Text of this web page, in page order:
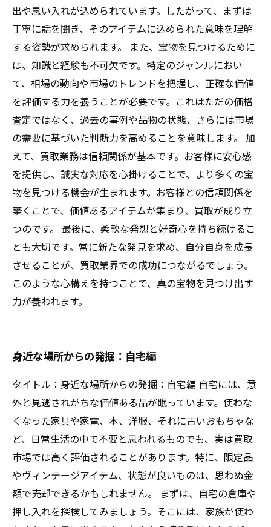
出や思い入れが込められています。したがって、まずは
丁寧に話を聞き、そのアイテムに込められた意味を理解
する姿勢が求められます。 また、宝物を見つけるために
は、知識と経験も不可欠です。特定のジャンルにおい
て、相場の動向や市場のトレンドを把握し、正確な価値
を評価する力を養うことが必要です。これはただの価格
査定ではなく、過去の事例や品物の状態、さらには市場
の需要に基づいた判断力を高めることを意味します。 加
えて、買取業務は信頼関係が基本です。お客様に安心感
を提供し、誠実な対応を心掛けることで、より多くの宝
物を見つける機会が生まれます。お客様との信頼関係を
築くことで、価値あるアイテムが集まり、買取が成り立
つのです。 最後に、柔軟な発想と好奇心を持ち続けるこ
とも大切です。常に新たな発見を求め、自分自身を成長
させることが、買取業界での成功につながるでしょう。
このような心構えを持つことで、真の宝物を見つけ出す
力が養われます。
身近な場所からの発掘：自宅編
タイトル：身近な場所からの発掘：自宅編 自宅には、意
外と見逃されがちな価値ある品が眠っています。使わな
くなった家具や家電、本、洋服、それに古いおもちゃな
ど、日常生活の中で不要と思われるものでも、実は買取
市場では高く評価されることがあります。特に、限定品
やヴィンテージアイテム、状態が良いものは、思わぬ金
額で売却できるかもしれません。 まずは、自宅の倉庫や
押し入れを探検してみましょう。そこには、家族が使わ